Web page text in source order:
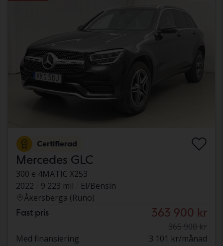
Certifierad
Mercedes GLC
300 e 4MATIC X253
2022
9 223 mil
El/Bensin
Åkersberga (Runö)
Fast pris 363 900 kr
365 900 kr
Med finansiering
3 101 kr/månad